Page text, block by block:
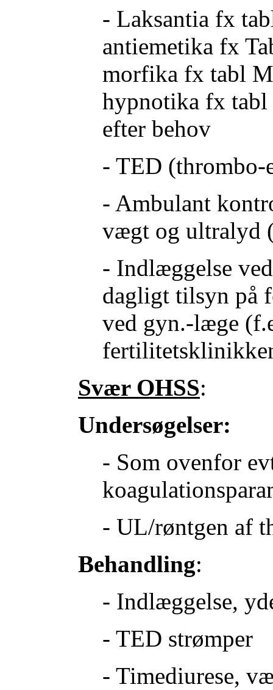
- Laksantia fx
antiemetika fx
morfika fx tabl
hypnotika fx tabl
efter behov
- TED (thrombo-
- Ambulant
vægt og ultralyd
- Indlæggelse
dagligt tilsyn på
ved gyn.-læge
Svær OHSS:
Undersøgelser:
- Som ovenfor
- UL/røntgen af
Behandling:
- Indlæggelse,
- TED strømper
- Timediurese,